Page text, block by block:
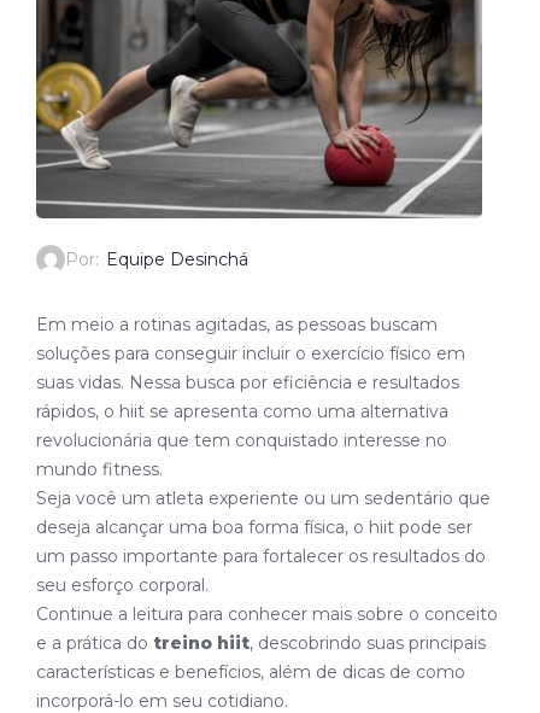
Por: Equipe Desinchá
Em meio a rotinas agitadas, as pessoas buscam
soluções para conseguir incluir o exercício físico em
suas vidas. Nessa busca por eficiência e resultados
rápidos, o hiit se apresenta como uma alternativa
revolucionária que tem conquistado interesse no
mundo fitness.
Seja você um atleta experiente ou um sedentário que
deseja alcançar uma boa forma física, o hiit pode ser
um passo importante para fortalecer os resultados do
seu esforço corporal.
Continue a leitura para conhecer mais sobre o conceito
e a prática do treino hiit, descobrindo suas principais
características e benefícios, além de dicas de como
incorporá-lo em seu cotidiano.